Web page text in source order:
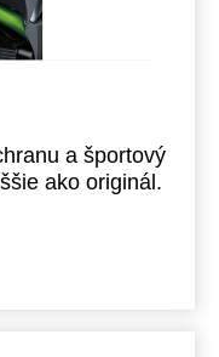
a športový
ako originál.